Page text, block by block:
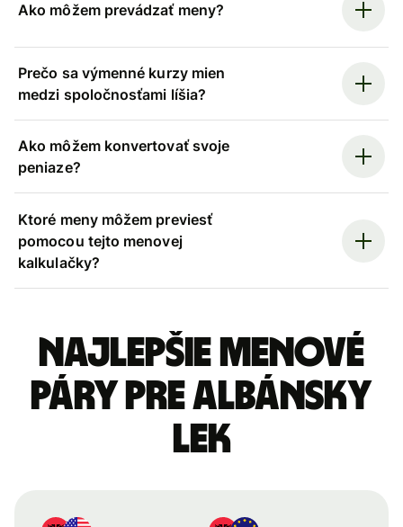
Ako môžem prevádzať meny?
Prečo sa výmenné kurzy mien
medzi spoločnosťami líšia?
Ako môžem konvertovať svoje
peniaze?
Ktoré meny môžem previesť
pomocou tejto menovej
kalkulačky?
Najlepšie menové
páry pre Albánsky
lek